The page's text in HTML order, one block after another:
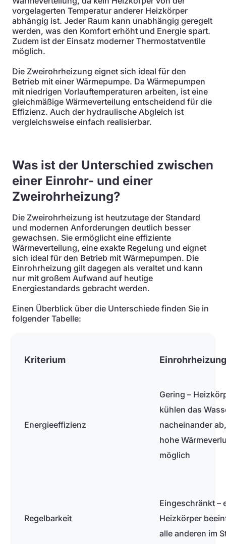
vorgelagerten Temperatur anderer Heizkörper
abhängig ist. Jeder Raum kann unabhängig geregelt
werden, was den Komfort erhöht und Energie spart.
Zudem ist der Einsatz moderner Thermostatventile
möglich.
Die Zweirohrheizung eignet sich ideal für den
Betrieb mit einer Wärmepumpe. Da Wärmepumpen
mit niedrigen Vorlauftemperaturen arbeiten, ist eine
gleichmäßige Wärmeverteilung entscheidend für die
Effizienz. Auch der hydraulische Abgleich ist
vergleichsweise einfach realisierbar.
Was ist der Unterschied zwischen
einer Einrohr- und einer
Zweirohrheizung?
Die Zweirohrheizung ist heutzutage der Standard
und modernen Anforderungen deutlich besser
gewachsen. Sie ermöglicht eine effiziente
Wärmeverteilung, eine exakte Regelung und eignet
sich ideal für den Betrieb mit Wärmepumpen. Die
Einrohrheizung gilt dagegen als veraltet und kann
nur mit großem Aufwand auf heutige
Energiestandards gebracht werden.
Einen Überblick über die Unterschiede finden Sie in
folgender Tabelle:
Kriterium Einrohrheizung
Energieeffizienz
Gering –
kühlen das
nacheinander ab,
hohe
möglich
Regelbarkeit
Eingeschränkt –
Heizkörper
alle anderen im